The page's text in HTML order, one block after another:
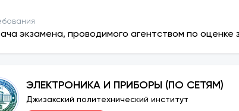
экзамена, проводимого агентством по оценке
ЭЛЕКТРОНИКА И ПРИБОРЫ (ПО СЕТЯМ)
Джизакский политехнический институт